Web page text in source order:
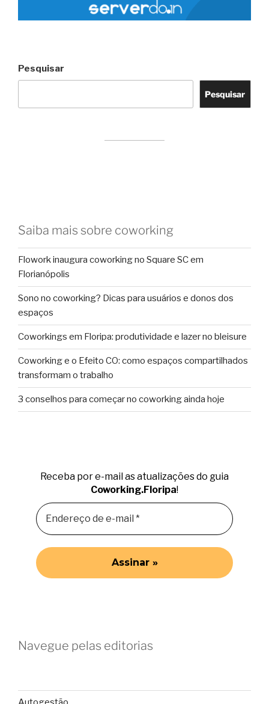
Pesquisar
Pesquisar
Saiba mais sobre coworking
Flowork inaugura coworking no Square SC em
Florianópolis
Sono no coworking? Dicas para usuários e donos dos
espaços
Coworkings em Floripa: produtividade e lazer no bleisure
Coworking e o Efeito CO: como espaços compartilhados
transformam o trabalho
3 conselhos para começar no coworking ainda hoje
Receba por e-mail as atualizações do guia
Coworking.Floripa!
Navegue pelas editorias